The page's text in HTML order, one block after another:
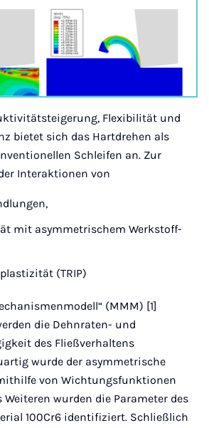
Flexibilität und
bietet sich das Hartdrehen als
Schleifen an. Zur
Interaktionen von
mit asymmetrischem Werkstoff-
(TRIP)
(MMM) [1]
die Dehnraten- und
des Fließverhaltens
wurde der asymmetrische
von Wichtungsfunktionen
wurden die Parameter des
100Cr6 identifiziert. Schließlich